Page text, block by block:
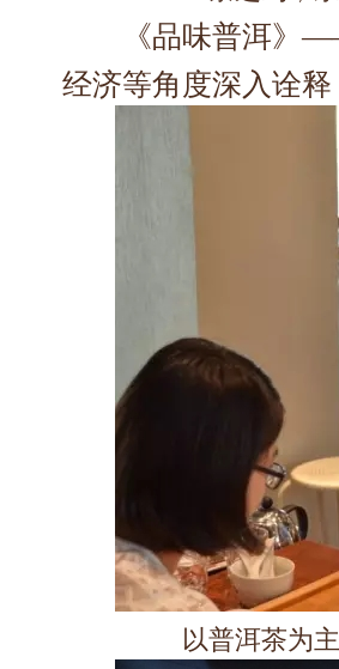
《品味普洱》
经济等角度深入诠
以普洱茶为